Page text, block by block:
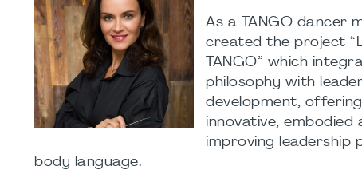
As a TANGO dancer
created the project
TANGO” which
philosophy with
development,
innovative, embodied
improving leadership
body language.